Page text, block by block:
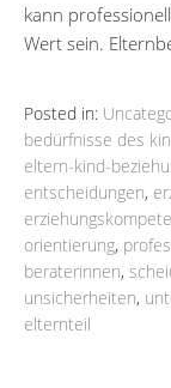
kann
Wert sein.
Posted in:
bedürfnisse des
eltern-kind-
entscheidungen,
orientierung,
beraterinnen,
unsicherheiten,
elternteil